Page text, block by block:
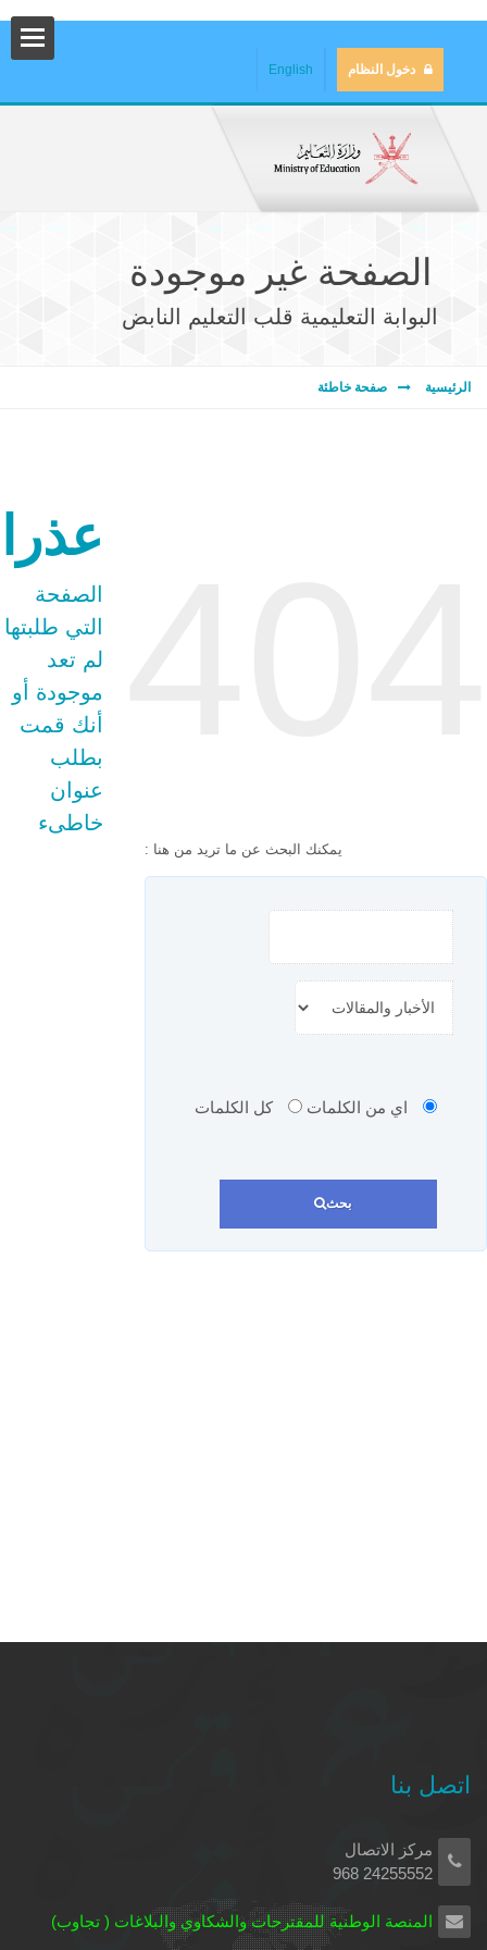
دخول النظام English
الصفحة غير موجودة
البوابة التعليمية قلب التعليم النابض
الرئيسية صفحة خاطئة
عذرا
الصفحة
التي طلبتها
لم تعد
موجودة أو
أنك قمت
بطلب
عنوان
خاطىء
يمكنك البحث عن ما تريد من هنا :
اي من الكلمات كل الكلمات
بحث
اتصل بنا
مركز الاتصال
24255552 968
المنصة الوطنية للمقترحات والشكاوي والبلاغات ( تجاوب)